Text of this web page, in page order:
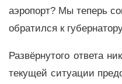
аэропорт? Мы теперь
обратился к
Развёрнутого ответа
текущей ситуации